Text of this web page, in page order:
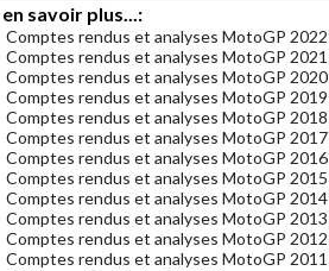
savoir plus...:
Comptes rendus et analyses MotoGP 2022
Comptes rendus et analyses MotoGP 2021
Comptes rendus et analyses MotoGP 2020
Comptes rendus et analyses MotoGP 2019
Comptes rendus et analyses MotoGP 2018
Comptes rendus et analyses MotoGP 2017
Comptes rendus et analyses MotoGP 2016
Comptes rendus et analyses MotoGP 2015
Comptes rendus et analyses MotoGP 2014
Comptes rendus et analyses MotoGP 2013
Comptes rendus et analyses MotoGP 2012
Comptes rendus et analyses MotoGP 2011